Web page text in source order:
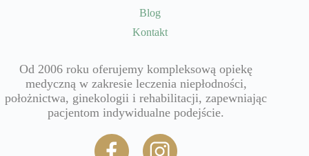
Blog
Kontakt
Od 2006 roku oferujemy kompleksową opiekę
medyczną w zakresie leczenia niepłodności,
położnictwa, ginekologii i rehabilitacji, zapewniając
pacjentom indywidualne podejście.